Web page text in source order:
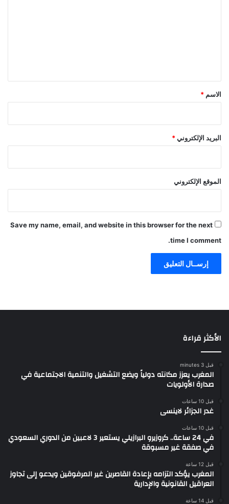
*
الاسم *
البريد الإلكتروني*
الموقع الإلكتروني
Save my name, email, and website in this browser for the next
time I comment.
الأكثر قراءة
قبل 3 minutes
المغرب يعزز مكانته دولياً ويضع التشغيل والتنمية الاجتماعية في
صدارة الأولويات
قبل 10 ساعات
غدر الجزائر لاينسى
قبل 10 ساعات
في 24 ساعة.. كروزيرو البرازيلي يستعير 3 لاعبين من الدوري السعودي
في صفقة غير مسبوقة
قبل 12 ساعة
المغرب يؤكد التزامه بإعادة القاصرين غير المرفوقين ويدعو إلى تجاوز
العراقيل القانونية والإدارية
قبل 14 ساعة